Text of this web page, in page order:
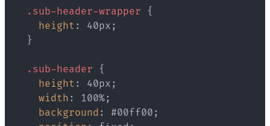
.sub-header-wrapper
{
height : 40px ;
}
.sub-header
{
height : 40px ;
width : 100%;
background : #00ff00 ;